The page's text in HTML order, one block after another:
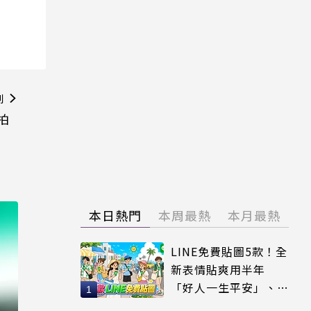
本日熱門 本周最熱 本月最熱
LINE免費貼圖5款！全
新表情貼爽用半年
「好人一生平安」、